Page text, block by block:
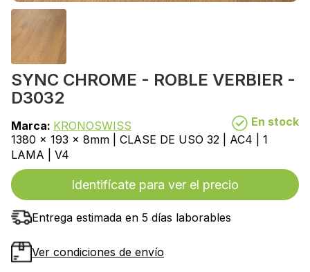
SYNC CHROME - ROBLE VERBIER -
D3032
Marca: KRONOSWISS
En stock
1380 x 193 x 8mm | CLASE DE USO 32 | AC4 | 1
LAMA | V4
Identifícate para ver el precio
Entrega estimada en 5 días laborables
Ver condiciones de envío